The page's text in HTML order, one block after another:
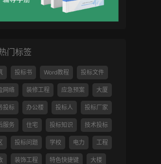
门标签
投标书 Word教程 投标文件
网络 装修工程 应急预案 大厦
投标 办公楼 投标人 投标厂家
服务 住宅 投标知识 技术投标
投标问题 学校 电力 工程
装饰工程 特色快捷键 大楼